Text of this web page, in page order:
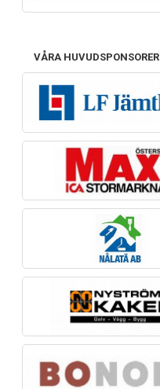
VÅRA HUVUDSPONSORER